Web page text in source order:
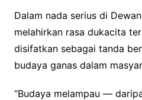
Dalam nada serius di
melahirkan rasa dukacita
disifatkan sebagai tanda
budaya ganas dalam
“Budaya melampau —